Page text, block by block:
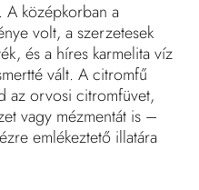
A középkorban a
volt, a szerzetesek
és a híres karmelita víz
vált. A citromfű
az orvosi citromfüvet,
vagy mézmentát is –
emlékeztető illatára